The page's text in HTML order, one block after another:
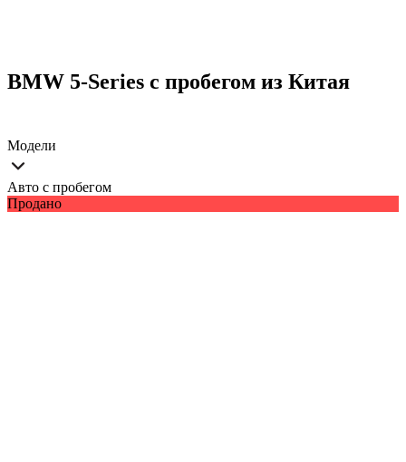
BMW 5-Series с пробегом из Китая
Модели
Авто с пробегом
Продано